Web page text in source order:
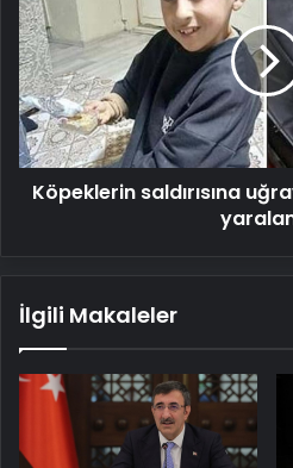
uğrayan
küçük
Murat,
ağır
yaralandı
Köpeklerin saldırısına
İlgili Makaleler